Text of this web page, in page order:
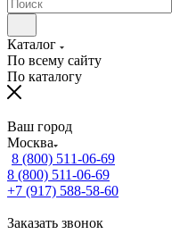
Каталог
По всему сайту
По каталогу
Ваш город
Москва
8 (800) 511-06-69
8 (800) 511-06-69
+7 (917) 588-58-60
Заказать звонок